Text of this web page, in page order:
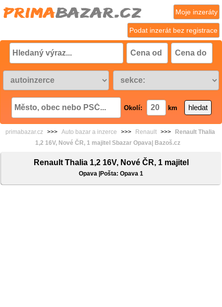
Podat inzerát bez registrace
Moje inzeráty
Okolí: km
primabazar.cz >>> Auto bazar a inzerce >>> Renault >>>
Renault Thalia
1,2 16V, Nové ČR, 1 majitel Sbazar Opava| Bazoš.cz
Renault Thalia 1,2 16V, Nové ČR, 1 majitel
Opava |Pošta: Opava 1